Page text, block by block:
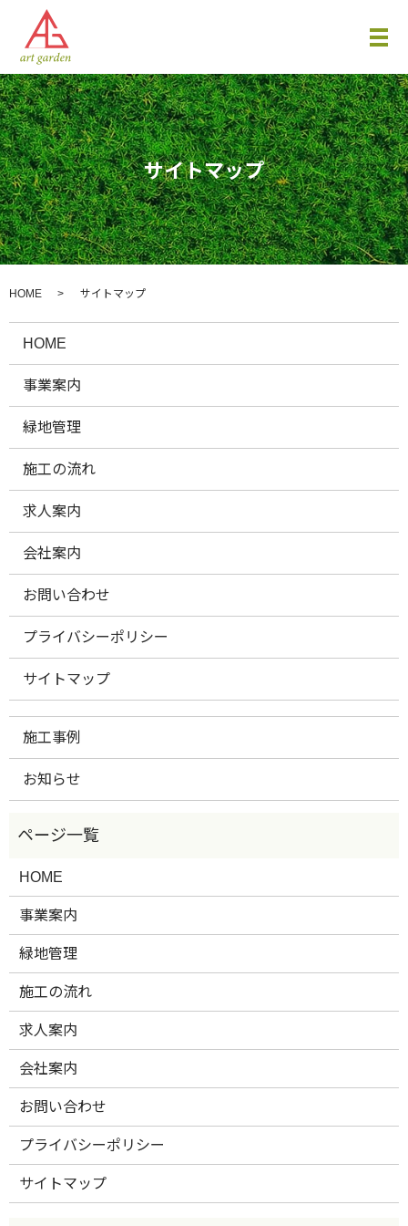
サイトマップ
HOME サイトマップ
HOME
事業案内
緑地管理
施工の流れ
求人案内
会社案内
お問い合わせ
プライバシーポリシー
サイトマップ
施工事例
お知らせ
HOME
事業案内
緑地管理
施工の流れ
求人案内
会社案内
お問い合わせ
プライバシーポリシー
サイトマップ